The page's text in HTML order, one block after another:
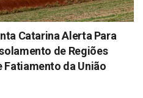
Catarina Alerta Para
de Regiões
Fatiamento da União